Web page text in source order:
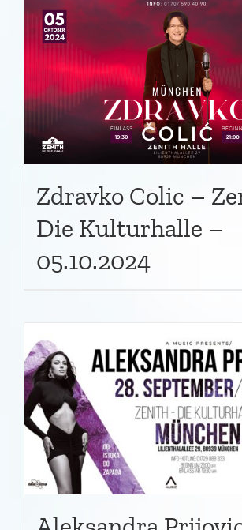
Zdravko Colic –
Die Kulturhalle –
05.10.2024